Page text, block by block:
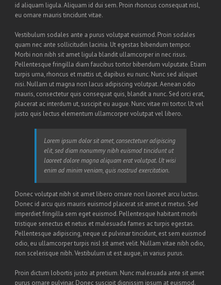
id aliquam ligula. Aliquam id dui sem. Proin rhoncus consequat nisl,
eu ornare mauris tincidunt vitae.
Vestibulum sodales ante a purus volutpat euismod. Proin sodales
quam nec ante sollicitudin lacinia. Ut egestas bibendum tempor.
Morbi non nibh sit amet ligula blandit ullamcorper in nec risus.
Pellentesque fringilla diam faucibus tortor bibendum vulputate. Etiam
turpis urna, rhoncus et mattis ut, dapibus eu nunc. Nunc sed aliquet
nisi. Nullam ut magna non lacus adipiscing volutpat. Aenean odio
mauris, consectetur quis consequat quis, blandit a nunc. Sed orci erat,
placerat ac interdum ut, suscipit eu augue. Nunc vitae mi tortor. Ut vel
justo quis lectus elementum ullamcorper volutpat vel libero.
Lorem ipsum dolor sit amet, consectetuer adipiscing
elit, sed diam nonummy nibh euismod tincidunt ut
laoreet dolore magna aliquam erat volutpat. Ut wisi
enim ad minim veniam, quis nostrud exercitation.
Donec volutpat nibh sit amet libero ornare non laoreet arcu luctus.
Donec id arcu quis mauris euismod placerat sit amet ut metus. Sed
imperdiet fringilla sem eget euismod. Pellentesque habitant morbi
tristique senectus et netus et malesuada fames ac turpis egestas.
Pellentesque adipiscing, neque ut pulvinar tincidunt, est sem euismod
odio, eu ullamcorper turpis nisl sit amet velit. Nullam vitae nibh odio,
non scelerisque nibh. Vestibulum ut est augue, in varius purus.
Proin dictum lobortis justo at pretium. Nunc malesuada ante sit amet
purus ornare pulvinar. Donec suscipit dignissim ipsum at euismod.